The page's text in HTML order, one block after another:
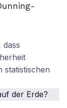
statistischen